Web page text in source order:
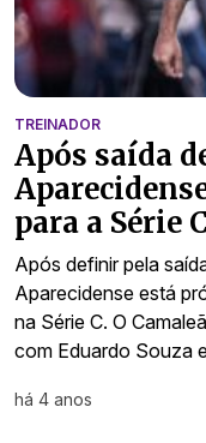
TREINADOR
Após saída
para a Série
Após definir pela
Aparecidense está
na Série C. O
com Eduardo Souza
há 4 anos